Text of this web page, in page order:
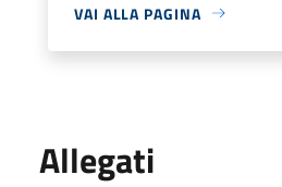
VAI ALLA PAGINA
Allegati